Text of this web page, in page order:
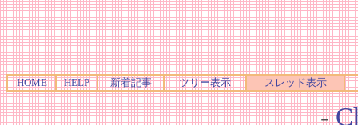
HOME HELP 新着記事 ツリー表示 スレッド表示
-